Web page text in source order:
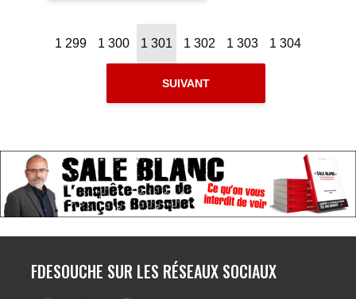
1 299 1 300 1 301 1 302 1 303 1 304
SUIVANT
FDESOUCHE SUR LES RÉSEAUX SOCIAUX